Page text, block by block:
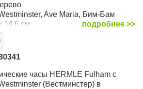
Ave Maria, Бим-Бам
14,6 см
подробнее >>
часы HERMLE Fulham с
(Вестминстер) в